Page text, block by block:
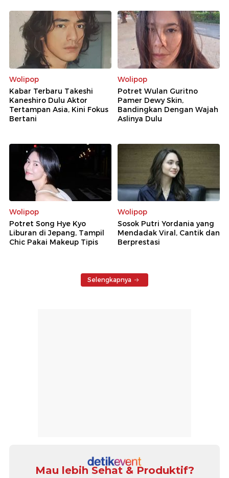
Wolipop
Kabar Terbaru Takeshi
Kaneshiro Dulu Aktor
Tertampan Asia, Kini Fokus
Bertani
Wolipop
Potret Wulan Guritno
Pamer Dewy Skin,
Bandingkan Dengan Wajah
Aslinya Dulu
Wolipop
Potret Song Hye Kyo
Liburan di Jepang, Tampil
Chic Pakai Makeup Tipis
Wolipop
Sosok Putri Yordania yang
Mendadak Viral, Cantik dan
Berprestasi
Selengkapnya
Mau lebih Sehat & Produktif?